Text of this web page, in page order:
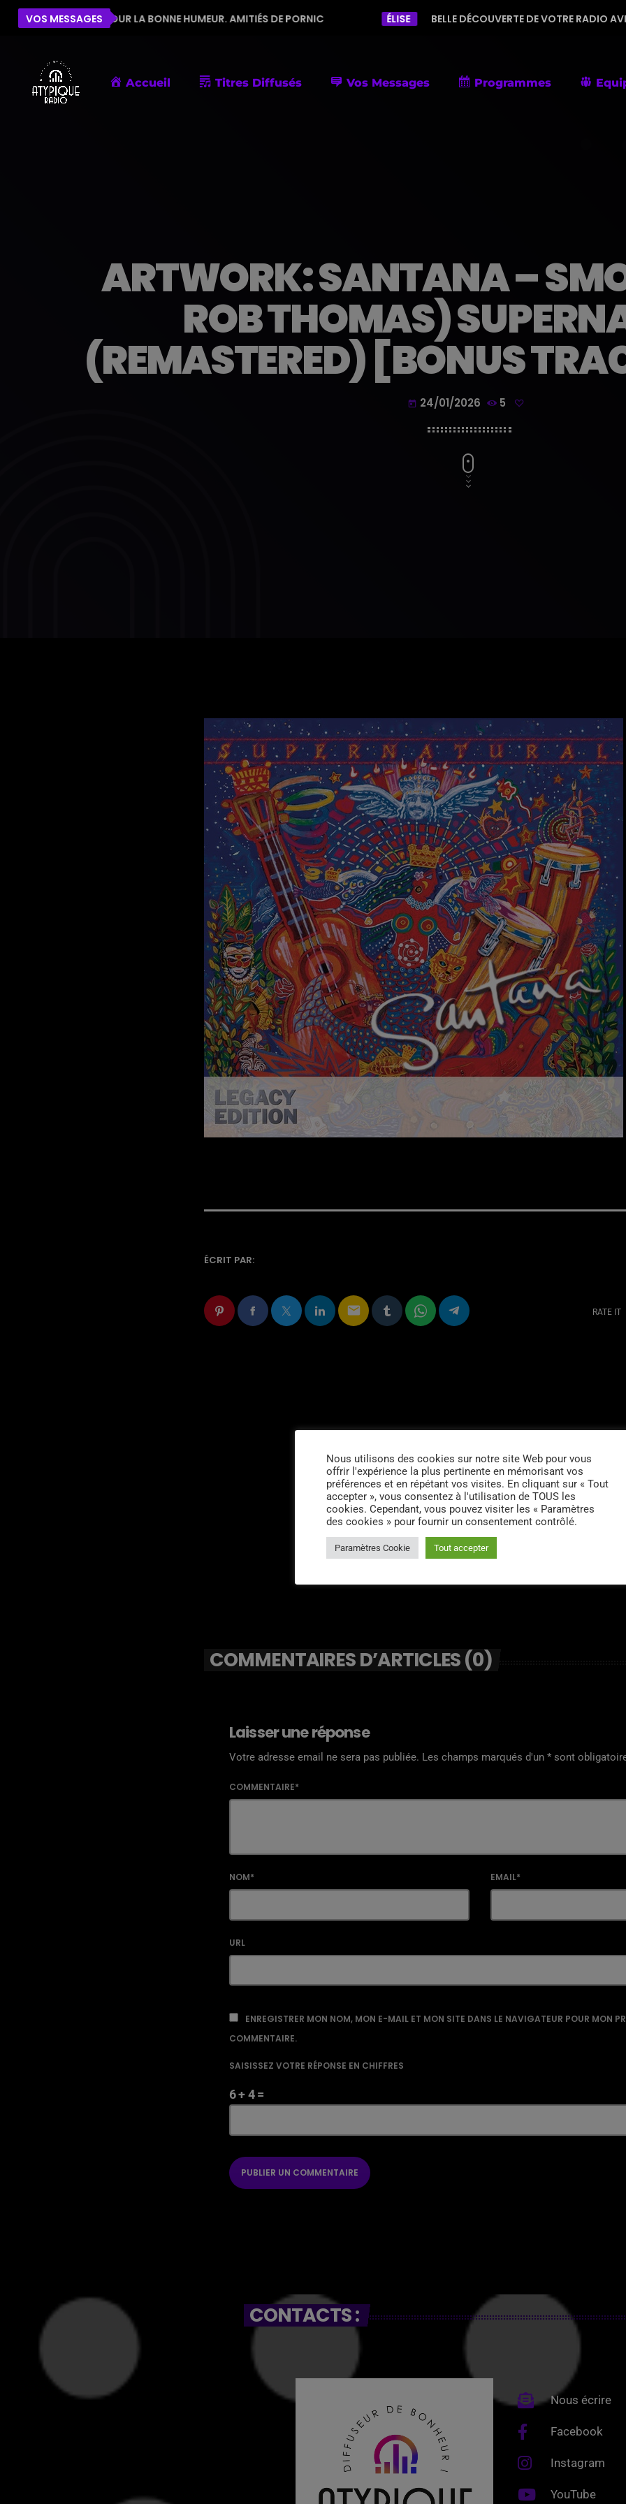
VOS MESSAGES
POUR LA BONNE HUMEUR. AMITIÉS DE PORNIC ÉLISE BELLE DÉCOUVERTE DE VOTRE RADIO AVEC UNE
Accueil Titres Diffusés Vos Messages Programmes
ARTWORK: SANTANA –
ROB THOMAS)
(REMASTERED) [BONUS
today 24/01/2026 5
ÉCRIT PAR:
email RATE IT
COMMENTAIRES D’ARTICLES (0)
Laisser une réponse
Votre adresse email ne sera pas publiée. Les champs marqués d'un * sont
COMMENTAIRE*
NOM* EMAIL*
URL
ENREGISTRER MON NOM, MON E-MAIL ET MON SITE DANS LE NAVIGATEUR POUR MON
COMMENTAIRE.
SAISISSEZ VOTRE RÉPONSE EN CHIFFRES
6 + 4 =
CONTACTS :
Nous écrire
Facebook
Instagram
YouTube
Nous utilisons des cookies sur notre site Web pour vous
offrir l'expérience la plus pertinente en mémorisant vos
préférences et en répétant vos visites. En cliquant sur « Tout
accepter », vous consentez à l'utilisation de TOUS les
cookies. Cependant, vous pouvez visiter les « Paramètres
des cookies » pour fournir un consentement contrôlé.
Paramètres Cookie Tout accepter